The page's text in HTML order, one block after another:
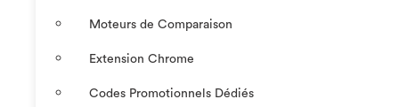
Moteurs de Comparaison
Extension Chrome
Codes Promotionnels Dédiés